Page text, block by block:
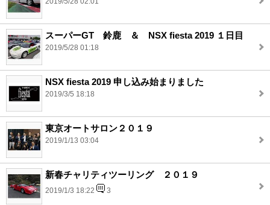
スーパーGT 鈴鹿 ＆ NSX fiesta 2019 １日目
2019/5/28 01:18
NSX fiesta 2019 申し込み始まりました
2019/3/5 18:18
東京オートサロン２０１９
2019/1/13 03:04
新春チャリティツーリング ２０１９
2019/1/3 18:22 3